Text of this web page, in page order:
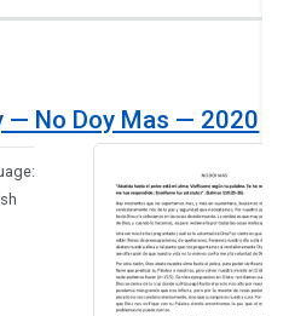
— No Doy Mas — 2020